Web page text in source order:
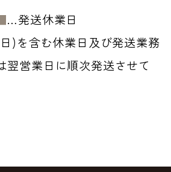
…発送休業日
)を含む休業日及び発送業務
翌営業日に順次発送させて